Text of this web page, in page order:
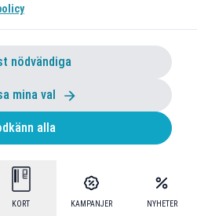
KORT KAMPANJER NYHETER
som i sin tur överför dina
ett land som saknar adekvansbeslut
certifierade enligt EU-US Data Privacy
då att överföra dina
standardavtalsklausuler (art.
kan man använda sig av
roll den som överför personuppgifterna
mottar personuppgifterna har. Oftast
att användas
eller modul 2
Du hittar
nödvändiga
mina val
alla